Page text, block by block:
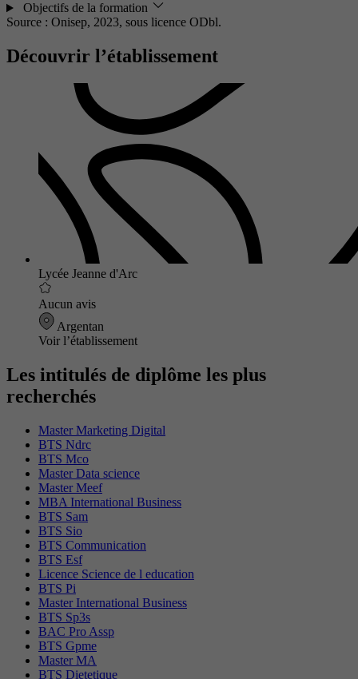
Objectifs de la formation
Source : Onisep, 2023, sous licence ODbl.
Découvrir l’établissement
Lycée Jeanne d'Arc
Aucun avis
Argentan
Voir l’établissement
Les intitulés de diplôme les plus
recherchés
Master Marketing Digital
BTS Ndrc
BTS Mco
Master Data science
Master Meef
MBA International Business
BTS Sam
BTS Sio
BTS Communication
BTS Esf
Licence Science de l education
BTS Pi
Master International Business
BTS Sp3s
BAC Pro Assp
BTS Gpme
Master MA
BTS Dietetique